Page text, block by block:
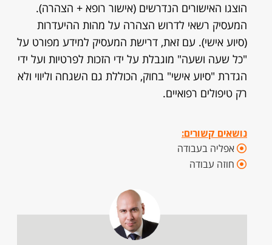
הוצגו האישורים הנדרשים (אישור רופא + הצהרה).
המעסיק רשאי לדרוש הצהרה על מהות ההיעדרות
(סיוע אישי). עם זאת, דרישת המעסיק למידע מפורט על
"כל שעה ושעה" מוגבלת על ידי הזכות לפרטיות ועל ידי
הגדרת "סיוע אישי" בחוק, הכוללת גם השגחה וליווי ולא
רק טיפולים רפואיים.
נושאים קשורים:
אפליה בעבודה
חוזה עבודה